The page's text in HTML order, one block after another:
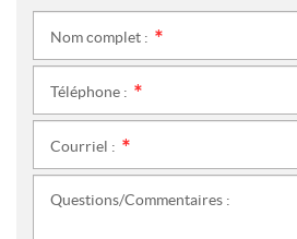
Nom complet :
Téléphone :
Courriel :
Questions/Commentaires :